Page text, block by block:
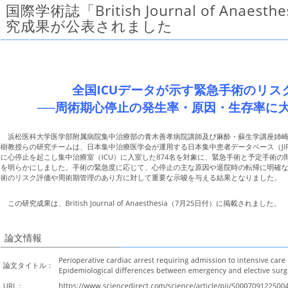
国際学術誌「British Journal of
究成果が公表されました
全国ICUデータが示す緊急手術のリス
──周術期心停止の発生率・原因・生存率に
浜松医科大学医学部附属病院集中治療部の青木善孝病院講師及び麻酔・蘇生学講座姉
樹教授らの研究チームは、日本集中治療医学会が運用する日本集中患者データベース（
に心停止を起こし集中治療室（ICU）に入室した874名を対象に、緊急手術と予定手術の
を明らかにしました。手術の緊急度に応じて、心停止の主な原因や退院時の転帰に明確
術のリスク評価や周術期管理のあり方に対して重要な示唆を与える結果となりました。
この研究成果は、British Journal of Anaesthesia（7月25日付）に掲載されました。
論文情報
論文タイトル：
Perioperative cardiac arrest requiring admission to intensive care
Epidemiological differences between emergency and elective
URL：
https://www.sciencedirect.com/science/article/pii/